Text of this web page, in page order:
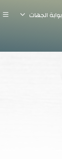
بوابة الجهات